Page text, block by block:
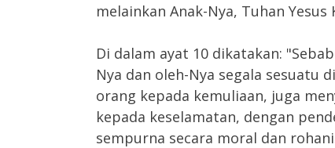
melainkan Anak-Nya, Tuhan
Di dalam ayat 10 dikatakan:
Nya dan oleh-Nya segala sesuatu
orang kepada kemuliaan, juga
kepada keselamatan, dengan
sempurna secara moral dan